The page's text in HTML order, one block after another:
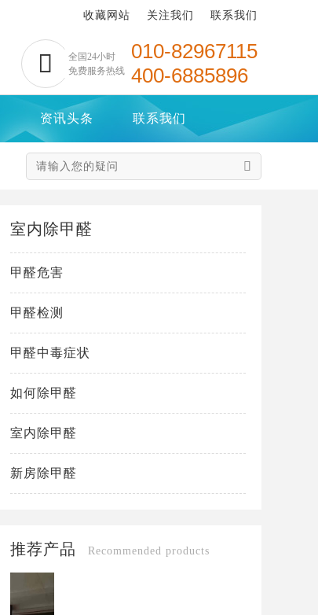

全国24小时
免费服务热线
010-82967115
400-6885896
收藏网站 关注我们 联系我们
资讯头条 联系我们

室内除甲醛
甲醛危害
甲醛检测
甲醛中毒症状
如何除甲醛
室内除甲醛
新房除甲醛
推荐产品 Recommended products